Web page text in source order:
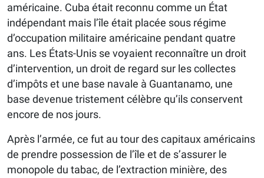
américaine. Cuba était reconnu comme un État
indépendant mais l’île était placée sous régime
d’occupation militaire américaine pendant quatre
ans. Les États-Unis se voyaient reconnaître un droit
d’intervention, un droit de regard sur les collectes
d’impôts et une base navale à Guantanamo, une
base devenue tristement célèbre qu’ils conservent
encore de nos jours.
Après l’armée, ce fut au tour des capitaux américains
de prendre possession de l’île et de s’assurer le
monopole du tabac, de l’extraction minière, des